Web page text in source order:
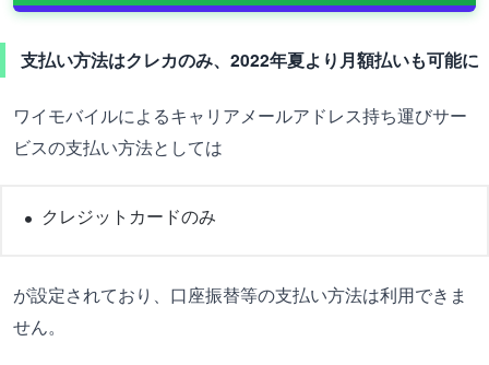
支払い方法はクレカのみ、2022年夏より月額払いも可能に
ワイモバイルによるキャリアメールアドレス持ち運びサー
ビスの支払い方法としては
クレジットカードのみ
が設定されており、口座振替等の支払い方法は利用できま
せん。